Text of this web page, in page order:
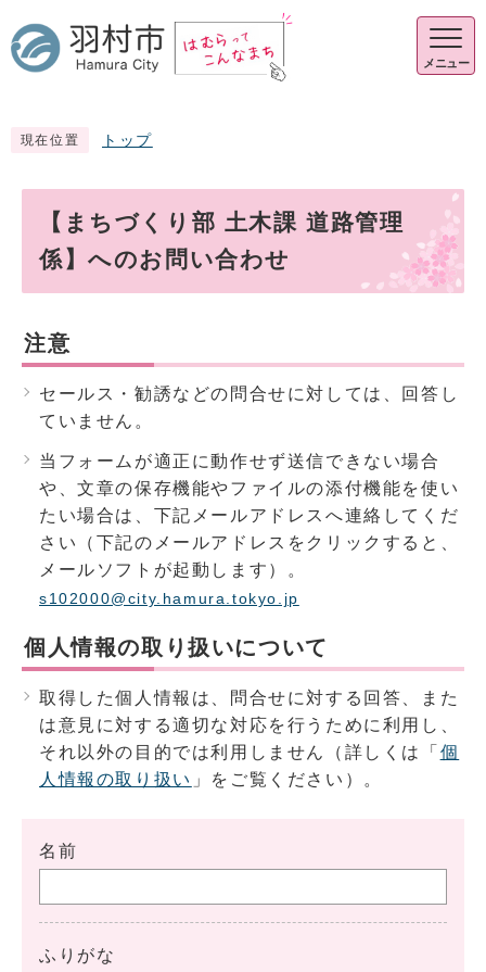
メニュー
現在位置 トップ
【まちづくり部 土木課 道路管理
係】へのお問い合わせ
注意
セールス・勧誘などの問合せに対しては、回答し
ていません。
当フォームが適正に動作せず送信できない場合
や、文章の保存機能やファイルの添付機能を使い
たい場合は、下記メールアドレスへ連絡してくだ
さい（下記のメールアドレスをクリックすると、
メールソフトが起動します）。
s102000@city.hamura.tokyo.jp
個人情報の取り扱いについて
取得した個人情報は、問合せに対する回答、また
は意見に対する適切な対応を行うために利用し、
それ以外の目的では利用しません（詳しくは「 個
人情報の取り扱い 」をご覧ください）。
名前
ふりがな